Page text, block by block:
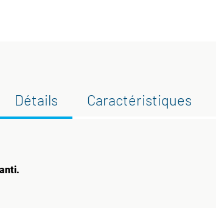
Détails Caractéristiques